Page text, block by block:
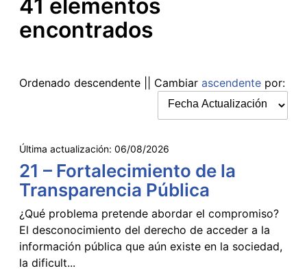
41 elementos
encontrados
Ordenado descendente || Cambiar ascendente por:
Última actualización: 06/08/2026
21 – Fortalecimiento de la
Transparencia Pública
¿Qué problema pretende abordar el compromiso?
El desconocimiento del derecho de acceder a la
información pública que aún existe en la sociedad,
la dificult...